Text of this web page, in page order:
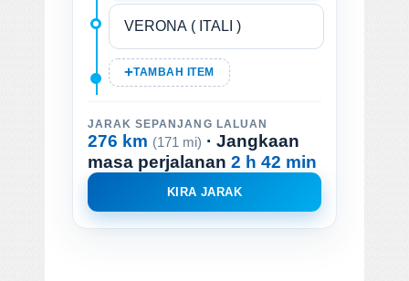
TAMBAH ITEM
JARAK SEPANJANG LALUAN
276 km (171 mi) · Jangkaan
masa perjalanan 2 h 42 min
KIRA JARAK